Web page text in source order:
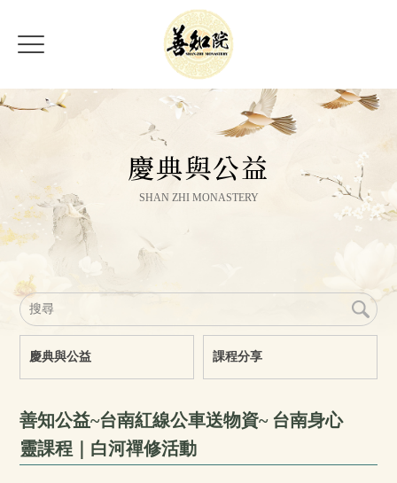
慶典與公益
慶典與公益 課程分享
善知公益~台南紅線公車送物資~ 台南身心
靈課程｜白河禪修活動